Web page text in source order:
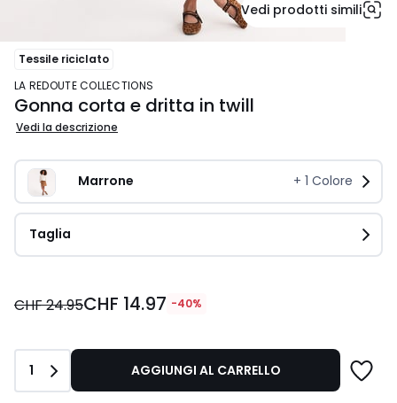
Vedi prodotti simili
Tessile riciclato
LA REDOUTE COLLECTIONS
Gonna corta e dritta in twill
Vedi la descrizione
Marrone + 1 Colore
Taglia
14.97
24.95
40%
CHF 24.95CHF 14.97 -40%
Quantità
1 AGGIUNGI AL CARRELLO